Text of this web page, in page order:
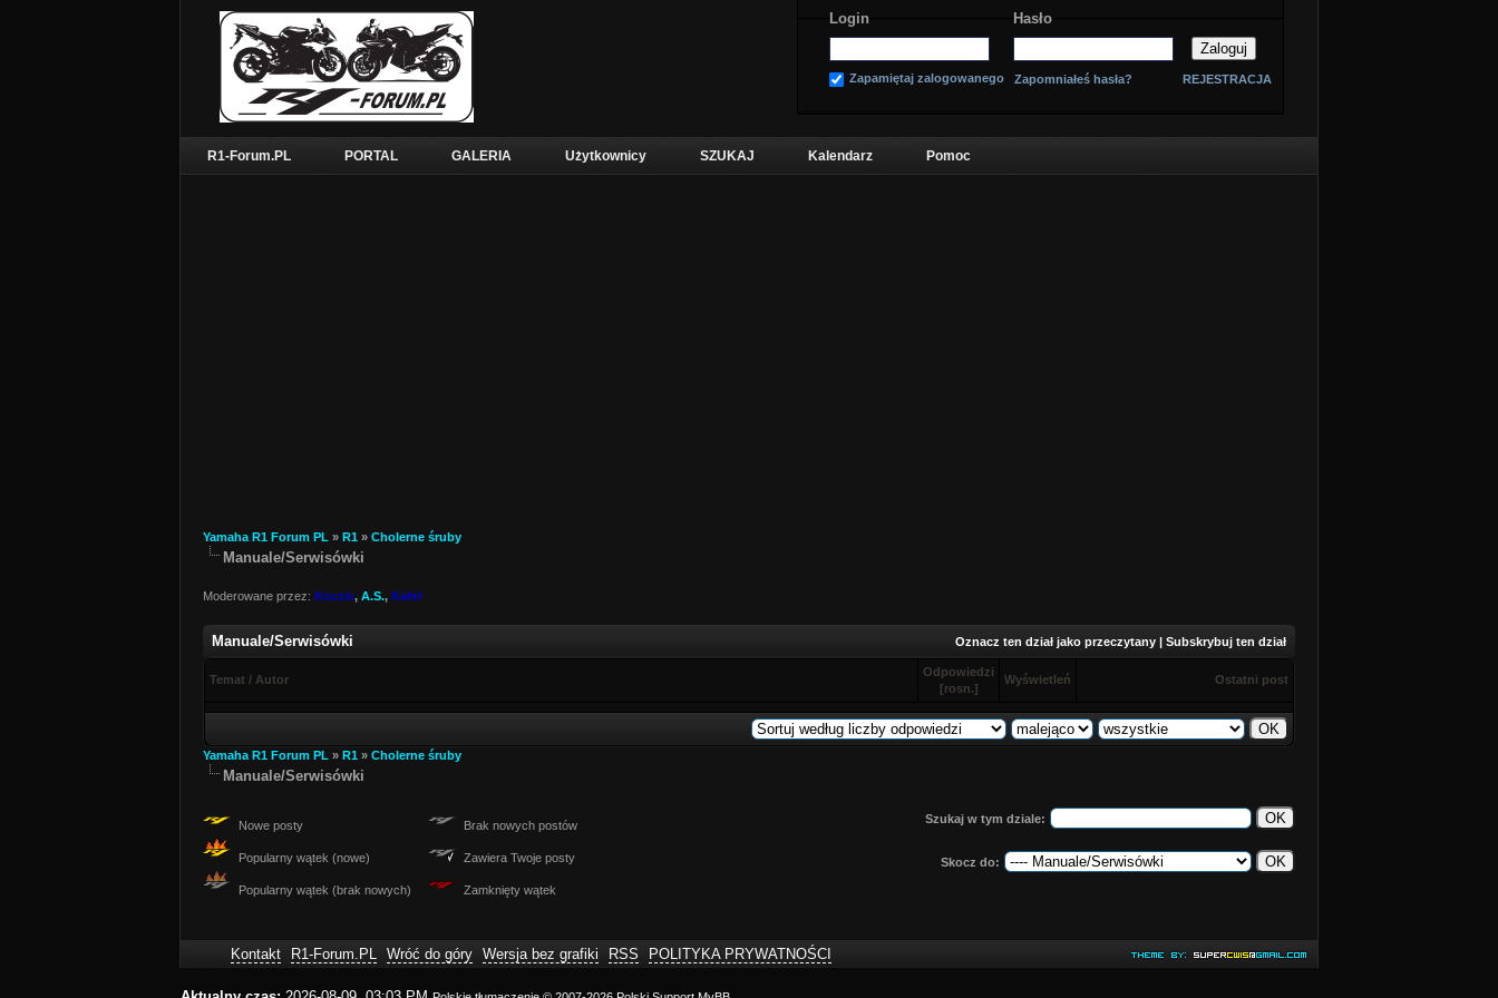
Login Hasło
Zapamiętaj zalogowanego Zapomniałeś hasła? REJESTRACJA
R1-Forum.PL PORTAL GALERIA Użytkownicy SZUKAJ Kalendarz Pomoc
Yamaha R1 Forum PL » R1 » Cholerne śruby
Manuale/Serwisówki
Moderowane przez: Koczis, A.S., Kafel
Oznacz ten dział jako przeczytany | Subskrybuj ten dział
Manuale/Serwisówki
Temat / Autor
Odpowiedzi
[rosn.]
Wyświetleń Ostatni post
Yamaha R1 Forum PL » R1 » Cholerne śruby
Manuale/Serwisówki
Nowe posty
Popularny wątek (nowe)
Popularny wątek (brak nowych)
Brak nowych postów
Zawiera Twoje posty
Zamknięty wątek
Szukaj w tym dziale:
Skocz do:
Kontakt R1-Forum.PL Wróć do góry Wersja bez grafiki RSS POLITYKA PRYWATNOŚCI